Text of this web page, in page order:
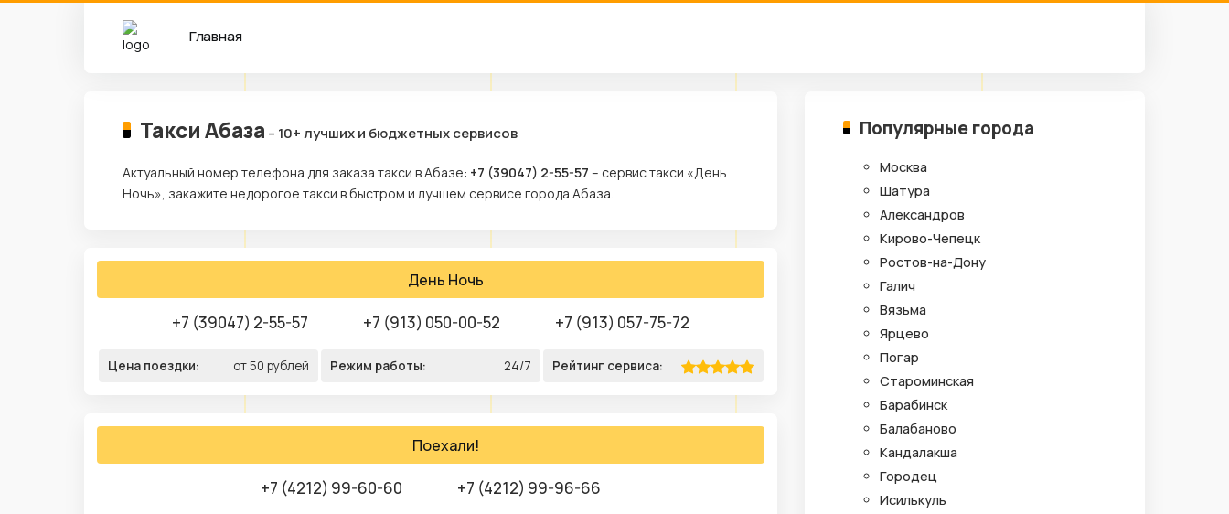
Главная
Такси Абаза – 10+ лучших и бюджетных сервисов
Актуальный номер телефона для заказа такси в Абазе: +7 (39047) 2-55-57 – сервис такси «День
Ночь», закажите недорогое такси в быстром и лучшем сервисе города Абаза.
День Ночь
+7 (39047) 2-55-57 +7 (913) 050-00-52 +7 (913) 057-75-72
Цена поездки: от 50 рублей Режим работы: 24/7 Рейтинг сервиса:
Поехали!
+7 (4212) 99-60-60 +7 (4212) 99-96-66
Популярные города
Москва
Шатура
Александров
Кирово-Чепецк
Ростов-на-Дону
Галич
Вязьма
Ярцево
Погар
Староминская
Барабинск
Балабаново
Кандалакша
Городец
Исилькуль